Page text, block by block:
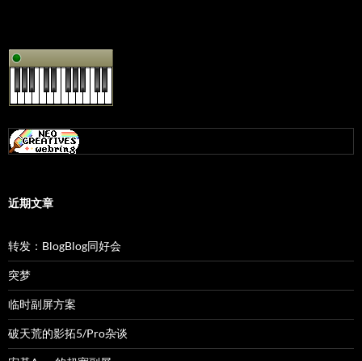
近期文章
转发：BlogBlog同好会
突梦
临时副屏方案
破天荒的影拓5/Pro杂谈